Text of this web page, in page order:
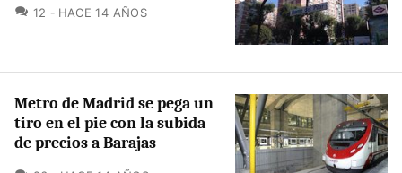
12 COMENTARIOS
HACE 14 AÑOS
Metro de Madrid se pega un
tiro en el pie con la subida
de precios a Barajas